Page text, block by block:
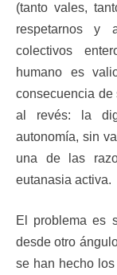
(tanto vales,
respetarnos y
colectivos
humano es
consecuencia
al revés: la
autonomía, sin
una de las
eutanasia activa.
El problema es
desde otro
se han hecho